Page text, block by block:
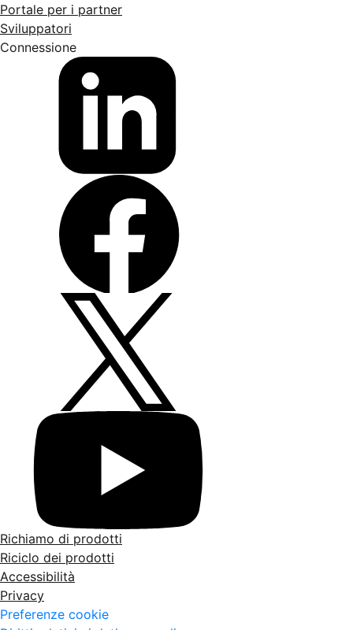
Portale per i partner
Sviluppatori
Connessione
Richiamo di prodotti
Riciclo dei prodotti
Accessibilità
Privacy
Preferenze cookie